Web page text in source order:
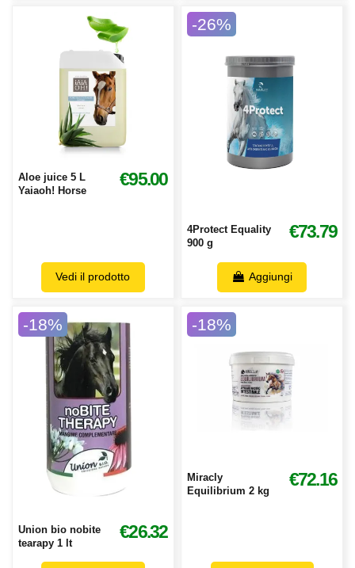
Aloe juice 5 L
Yaiaoh! Horse
€95.00
Vedi il prodotto
-26%
4Protect Equality
900 g
€73.79
Aggiungi
-18%
Union bio nobite
tearapy 1 lt
€26.32
-18%
Miracly
Equilibrium 2 kg
€72.16